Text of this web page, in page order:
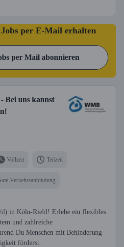
per E-Mail erhalten
per Mail abonnieren
Bei uns kannst
Vollzeit Teilzeit
Verkehrsanbindung
in Köln-Riehl! Erlebe ein flexibles
und zahlreiche
Du Menschen mit Behinderung
förderst.